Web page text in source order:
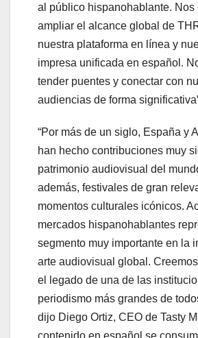
al público hispanohablante. Nos
ampliar el alcance global de
nuestra plataforma en línea y
impresa unificada en español.
tender puentes y conectar con
audiencias de forma
“Por más de un siglo, España y
han hecho contribuciones muy
patrimonio audiovisual del
además, festivales de gran
momentos culturales icónicos.
mercados hispanohablantes
segmento muy importante en la
arte audiovisual global.
el legado de una de las
periodismo más grandes de
dijo Diego Ortiz, CEO de Tasty
contenido en español se